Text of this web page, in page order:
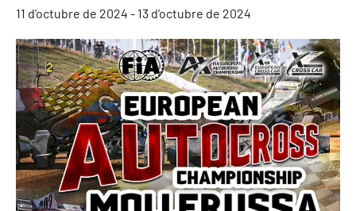
11 d'octubre de 2024 - 13 d'octubre de 2024